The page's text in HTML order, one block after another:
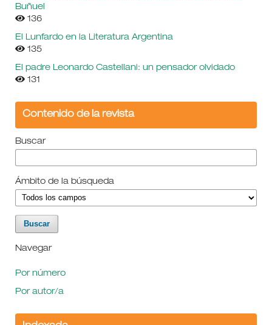
Buñuel
136
El Lunfardo en la Literatura Argentina
135
El padre Leonardo Castellani: un pensador olvidado
131
Contenido de la revista
Buscar
Ámbito de la búsqueda
Navegar
Por número
Por autor/a